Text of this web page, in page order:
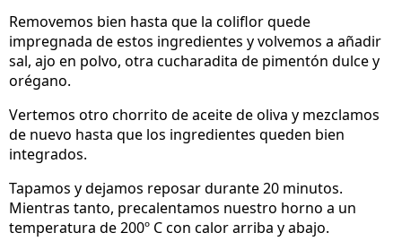
Removemos bien hasta que la coliflor quede
impregnada de estos ingredientes y volvemos a añadir
sal, ajo en polvo, otra cucharadita de pimentón dulce y
orégano.
Vertemos otro chorrito de aceite de oliva y mezclamos
de nuevo hasta que los ingredientes queden bien
integrados.
Tapamos y dejamos reposar durante 20 minutos.
Mientras tanto, precalentamos nuestro horno a un
temperatura de 200º C con calor arriba y abajo.